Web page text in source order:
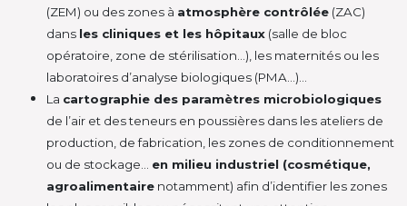
(ZEM) ou des zones à atmosphère contrôlée (ZAC)
dans les cliniques et les hôpitaux (salle de bloc
opératoire, zone de stérilisation…), les maternités ou les
laboratoires d’analyse biologiques (PMA…)…
La cartographie des paramètres microbiologiques
de l’air et des teneurs en poussières dans les ateliers de
production, de fabrication, les zones de conditionnement
ou de stockage… en milieu industriel (cosmétique,
agroalimentaire notamment) afin d’identifier les zones